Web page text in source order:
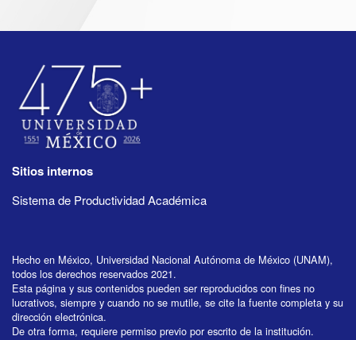
Sitios internos
Sistema de Productividad Académica
Hecho en México, Universidad Nacional Autónoma de México (UNAM),
todos los derechos reservados 2021.
Esta página y sus contenidos pueden ser reproducidos con fines no
lucrativos, siempre y cuando no se mutile, se cite la fuente completa y su
dirección electrónica.
De otra forma, requiere permiso previo por escrito de la institución.